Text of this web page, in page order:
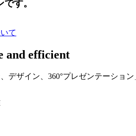
す。
て
and efficient
デザイン、360°プレゼンテーショ